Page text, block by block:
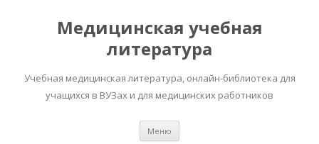
Медицинская учебная
литература
Учебная медицинская литература, онлайн-библиотека для
учащихся в ВУЗах и для медицинских работников
Меню